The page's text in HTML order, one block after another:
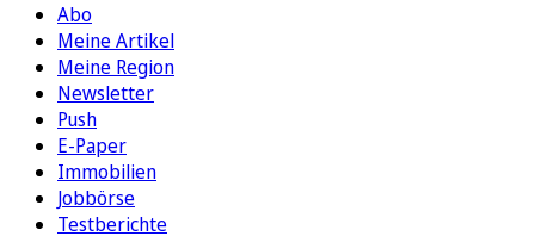
Abo
Meine Artikel
Meine Region
Newsletter
Push
E-Paper
Immobilien
Jobbörse
Testberichte